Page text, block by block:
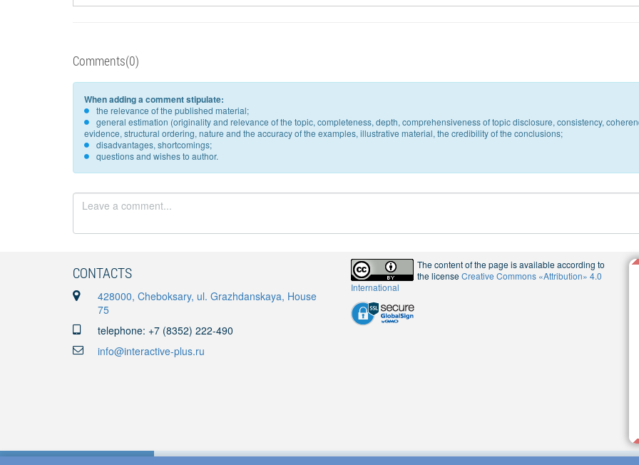
Comments(0)
When adding a comment stipulate:
the relevance of the published material;
general estimation (originality and relevance of the topic, completeness, depth, comprehensiveness of topic disclosure, consistency,
evidence, structural ordering, nature and the accuracy of the examples, illustrative material, the credibility of the conclusions;
disadvantages, shortcomings;
questions and wishes to author.
CONTACTS
428000, Cheboksary, ul. Grazhdanskaya, House
75
telephone: +7 (8352) 222-490
info@interactive-plus.ru
The content of the page is available according to
the licenseCreative Commons «Attribution» 4.0
International